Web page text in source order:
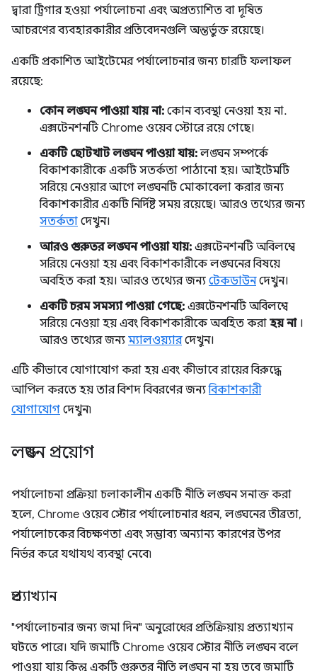
দ্বারা ট্রিগার হওয়া পর্যালোচনা এবং অপ্রত্যাশিত বা দূষিত
আচরণের ব্যবহারকারীর প্রতিবেদনগুলি অন্তর্ভুক্ত রয়েছে।
একটি প্রকাশিত আইটেমের পর্যালোচনার জন্য চারটি ফলাফল
রয়েছে:
কোন লঙ্ঘন পাওয়া যায় না: কোন ব্যবস্থা নেওয়া হয় না.
এক্সটেনশনটি Chrome ওয়েব স্টোরে রয়ে গেছে।
একটি ছোটখাট লঙ্ঘন পাওয়া যায়:লঙ্ঘন সম্পর্কে
বিকাশকারীকে একটি সতর্কতা পাঠানো হয়। আইটেমটি
সরিয়ে নেওয়ার আগে লঙ্ঘনটি মোকাবেলা করার জন্য
বিকাশকারীর একটি নির্দিষ্ট সময় রয়েছে। আরও তথ্যের জন্য
সতর্কতা দেখুন।
আরও গুরুতর লঙ্ঘন পাওয়া যায়: এক্সটেনশনটি অবিলম্বে
সরিয়ে নেওয়া হয় এবং বিকাশকারীকে লঙ্ঘনের বিষয়ে
অবহিত করা হয়। আরও তথ্যের জন্য টেকডাউনদেখুন।
একটি চরম সমস্যা পাওয়া গেছে: এক্সটেনশনটি অবিলম্বে
সরিয়ে নেওয়া হয় এবং বিকাশকারীকে অবহিত করা হয় না।
আরও তথ্যের জন্য ম্যালওয়্যারদেখুন।
এটি কীভাবে যোগাযোগ করা হয় এবং কীভাবে রায়ের বিরুদ্ধে
আপিল করতে হয় তার বিশদ বিবরণের জন্যবিকাশকারী
যোগাযোগ দেখুন৷
লঙ্ঘন প্রয়োগ
পর্যালোচনা প্রক্রিয়া চলাকালীন একটি নীতি লঙ্ঘন সনাক্ত করা
হলে, Chrome ওয়েব স্টোর পর্যালোচনার ধরন, লঙ্ঘনের তীব্রতা,
পর্যালোচকের বিচক্ষণতা এবং সম্ভাব্য অন্যান্য কারণের উপর
নির্ভর করে যথাযথ ব্যবস্থা নেবে৷
প্রত্যাখ্যান
"পর্যালোচনার জন্য জমা দিন" অনুরোধের প্রতিক্রিয়ায় প্রত্যাখ্যান
ঘটতে পারে। যদি জমাটি Chrome ওয়েব স্টোর নীতি লঙ্ঘন বলে
পাওয়া যায় কিন্তু একটি গুরুতর নীতি লঙ্ঘন না হয় তবে জমাটি